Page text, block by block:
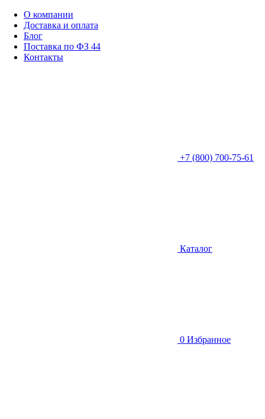
О компании
Доставка и оплата
Блог
Поставка по ФЗ 44
Контакты
+7 (800) 700-75-61
Каталог
0 Избранное